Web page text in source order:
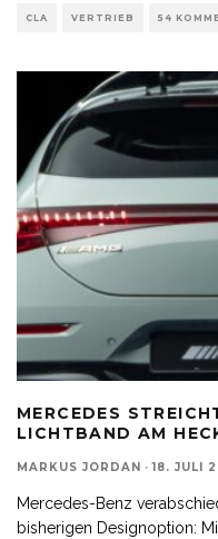
CLA VERTRIEB 54
MERCEDES
LICHTBAND AM
MARKUS JORDAN · 18. JULI
Mercedes-Benz
bisherigen Designoption: